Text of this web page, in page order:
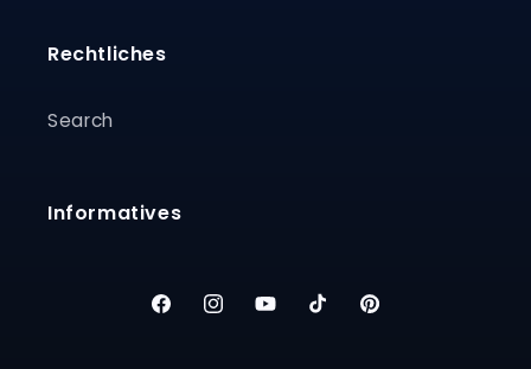
Rechtliches
Search
Informatives
FacebookInstagramYouTubeTikTokPinterest